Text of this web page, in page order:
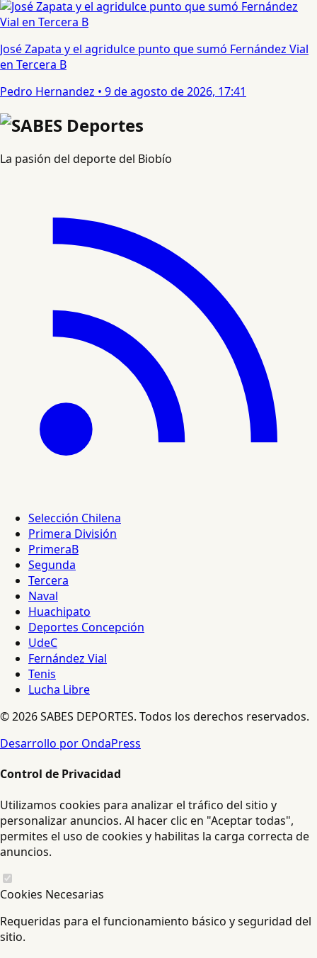
José Zapata y el agridulce punto que sumó Fernández Vial
en Tercera B
Pedro Hernandez • 9 de agosto de 2026, 17:41
La pasión del deporte del Biobío
Selección Chilena
Primera División
PrimeraB
Segunda
Tercera
Naval
Huachipato
Deportes Concepción
UdeC
Fernández Vial
Tenis
Lucha Libre
© 2026 SABES DEPORTES. Todos los derechos reservados.
Desarrollo por OndaPress
Control de Privacidad
Utilizamos cookies para analizar el tráfico del sitio y
personalizar anuncios. Al hacer clic en "Aceptar todas",
permites el uso de cookies y habilitas la carga correcta de
anuncios.
Cookies Necesarias
Requeridas para el funcionamiento básico y seguridad del
sitio.